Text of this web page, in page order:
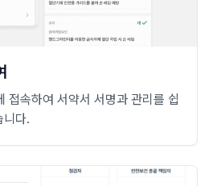
접속하여 서약서 서명과 관리를 쉽
니다.